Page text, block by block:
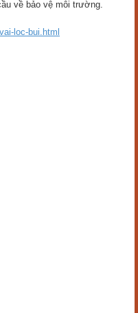
về bảo vệ môi trường.
loc-bui.html